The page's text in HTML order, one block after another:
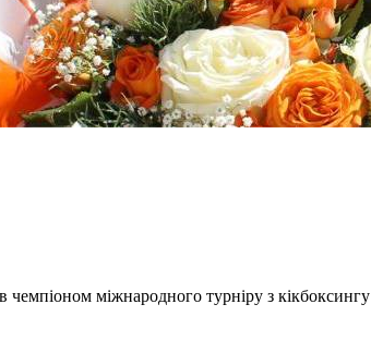
міжнародного турніру з кікбоксингу